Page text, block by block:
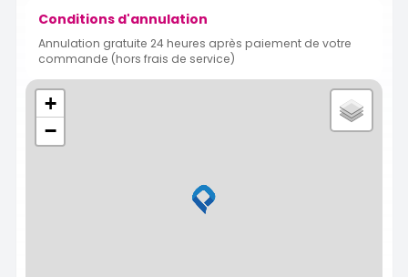
Conditions d'annulation
Annulation gratuite 24 heures après paiement de votre
commande (hors frais de service)
+
−